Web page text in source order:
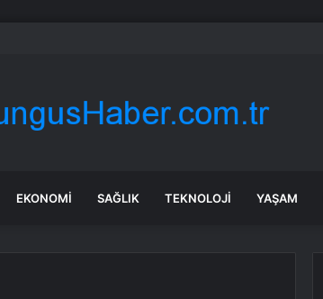
Üreticisi Xpeng, Avustralya’da Yeni Modellerini Tanıttı
EKONOMI SAĞLIK TEKNOLOJI YAŞAM